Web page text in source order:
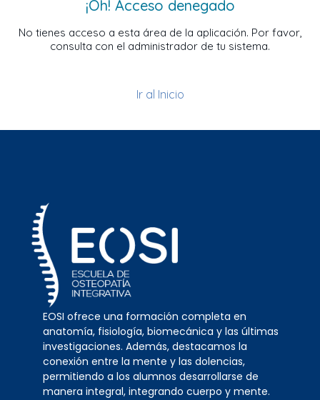
¡Oh! Acceso denegado
No tienes acceso a esta área de la aplicación. Por favor,
consulta con el administrador de tu sistema.
Ir al Inicio
EOSI ofrece una formación completa en
anatomía, fisiología, biomecánica y las últimas
investigaciones. Además, destacamos la
conexión entre la mente y las dolencias,
permitiendo a los alumnos desarrollarse de
manera integral, integrando cuerpo y mente.